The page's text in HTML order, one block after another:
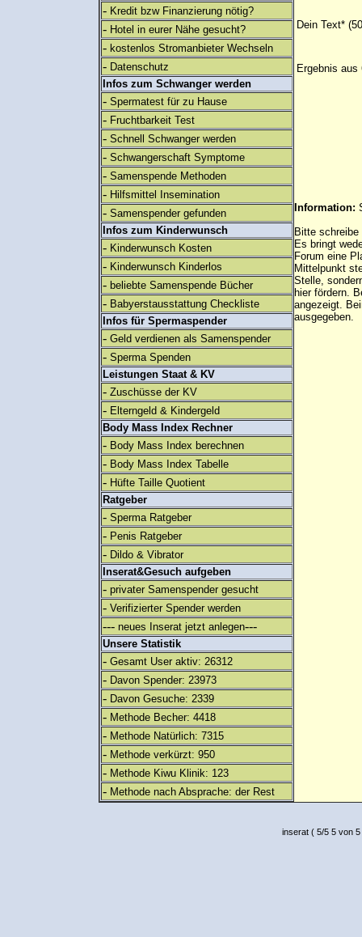
- Kredit bzw Finanzierung nötig?
- Hotel in eurer Nähe gesucht?
- kostenlos Stromanbieter Wechseln
- Datenschutz
Infos zum Schwanger werden
- Spermatest für zu Hause
- Fruchtbarkeit Test
- Schnell Schwanger werden
- Schwangerschaft Symptome
- Samenspende Methoden
- Hilfsmittel Insemination
- Samenspender gefunden
Infos zum Kinderwunsch
- Kinderwunsch Kosten
- Kinderwunsch Kinderlos
- beliebte Samenspende Bücher
- Babyerstausstattung Checkliste
Infos für Spermaspender
- Geld verdienen als Samenspender
- Sperma Spenden
Leistungen Staat & KV
- Zuschüsse der KV
- Elterngeld & Kindergeld
Body Mass Index Rechner
- Body Mass Index berechnen
- Body Mass Index Tabelle
- Hüfte Taille Quotient
Ratgeber
- Sperma Ratgeber
- Penis Ratgeber
- Dildo & Vibrator
Inserat&Gesuch aufgeben
- privater Samenspender gesucht
- Verifizierter Spender werden
--- neues Inserat jetzt anlegen---
Unsere Statistik
- Gesamt User aktiv: 26312
- Davon Spender: 23973
- Davon Gesuche: 2339
- Methode Becher: 4418
- Methode Natürlich: 7315
- Methode verkürzt: 950
- Methode Kiwu Klinik: 123
- Methode nach Absprache: der Rest
Dein Text*
Ergebnis aus
Information:
Bitte
Es bringt
Forum eine
Mittelpunkt
Stelle,
hier fördern.
angezeigt.
ausgegeben.
inserat( 5/5 5 von 5